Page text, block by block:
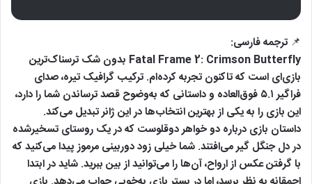
📌 ترجمه فارسی:
Fatal Frame 2: Crimson Butterfly بدون شک ترسناک‌ترین
بازی‌ای است که تاکنون تجربه کرده‌ام. ترکیب گرافیک تیره، صدای
فراگیر ۵.۱ فوق‌العاده و داستانی که به‌وضوح قصد ترساندن شما را دارد،
این بازی را به یکی از بهترین انتخاب‌ها در این ژانر تبدیل می‌کند.
داستان بازی درباره دو خواهر دوقلوست که در یک روستای تسخیرشده
در دل جنگل گیر می‌افتند. شما خیلی زود دوربینی مرموز پیدا می‌کنید که
با گرفتن عکس از ارواح، آن‌ها را می‌توانید از بین ببرید. شاید در ابتدا